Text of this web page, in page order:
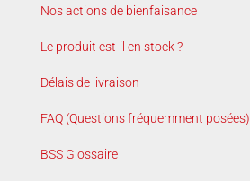
Nos actions de bienfaisance
Le produit est-il en stock ?
Délais de livraison
FAQ (Questions fréquemment posées)
BSS Glossaire